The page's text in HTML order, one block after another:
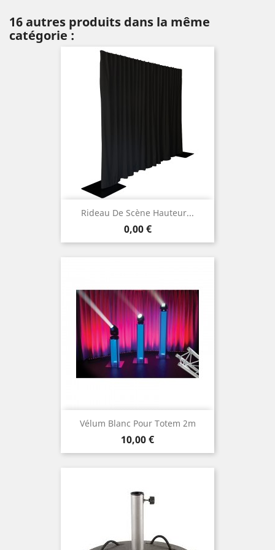
16 autres produits dans la même
catégorie :
Rideau De Scène Hauteur...
Prix
0,00 €
Vélum Blanc Pour Totem 2m
Prix
10,00 €